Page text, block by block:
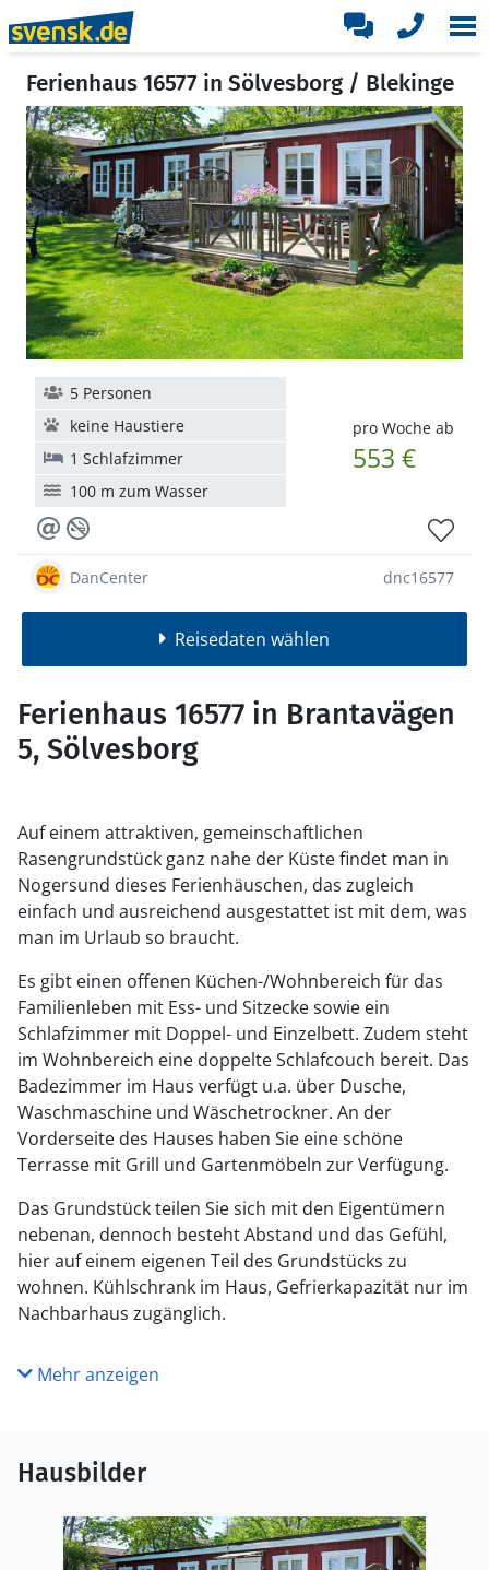
Ferienhaus 16577 in Sölvesborg / Blekinge
pro Woche ab
553 €
5 Personen
keine Haustiere
1 Schlafzimmer
100 m zum Wasser
DanCenter dnc16577
Reisedaten wählen
Ferienhaus 16577 in Brantavägen
5, Sölvesborg
Auf einem attraktiven, gemeinschaftlichen
Rasengrundstück ganz nahe der Küste findet man in
Nogersund dieses Ferienhäuschen, das zugleich
einfach und ausreichend ausgestattet ist mit dem, was
man im Urlaub so braucht.
Es gibt einen offenen Küchen-/Wohnbereich für das
Familienleben mit Ess- und Sitzecke sowie ein
Schlafzimmer mit Doppel- und Einzelbett. Zudem steht
im Wohnbereich eine doppelte Schlafcouch bereit. Das
Badezimmer im Haus verfügt u.a. über Dusche,
Waschmaschine und Wäschetrockner. An der
Vorderseite des Hauses haben Sie eine schöne
Terrasse mit Grill und Gartenmöbeln zur Verfügung.
Das Grundstück teilen Sie sich mit den Eigentümern
nebenan, dennoch besteht Abstand und das Gefühl,
hier auf einem eigenen Teil des Grundstücks zu
wohnen. Kühlschrank im Haus, Gefrierkapazität nur im
Nachbarhaus zugänglich.
Mehr anzeigen
Hausbilder